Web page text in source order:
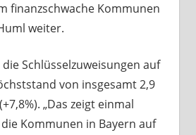
finanzschwache Kommunen
weiter.
Schlüsselzuweisungen auf
von insgesamt 2,9
„Das zeigt einmal
Kommunen in Bayern auf